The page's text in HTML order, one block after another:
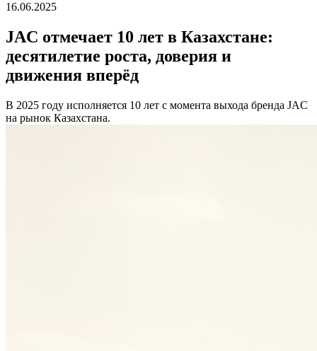
16.06.2025
JAC отмечает 10 лет в Казахстане:
десятилетие роста, доверия и
движения вперёд
В 2025 году исполняется 10 лет с момента выхода бренда JAC
на рынок Казахстана.